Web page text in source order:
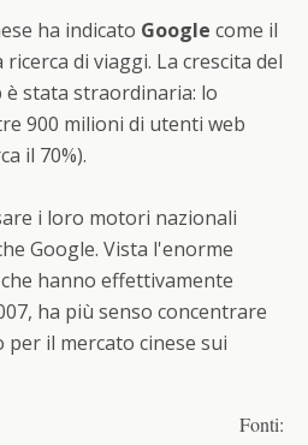
ha indicato Google come il
di viaggi. La crescita del
è stata straordinaria: lo
900 milioni di utenti web
il 70%).
i loro motori nazionali
Google. Vista l'enorme
hanno effettivamente
ha più senso concentrare
il mercato cinese sui
Fonti: